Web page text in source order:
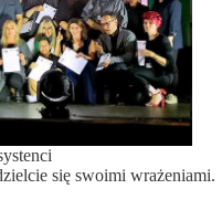
się swoimi wrażeniami.